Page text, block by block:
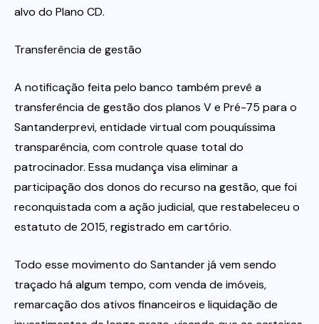
alvo do Plano CD.
Transferência de gestão
A notificação feita pelo banco também prevê a
transferência de gestão dos planos V e Pré-75 para o
Santanderprevi, entidade virtual com pouquíssima
transparência, com controle quase total do
patrocinador. Essa mudança visa eliminar a
participação dos donos do recurso na gestão, que foi
reconquistada com a ação judicial, que restabeleceu o
estatuto de 2015, registrado em cartório.
Todo esse movimento do Santander já vem sendo
traçado há algum tempo, com venda de imóveis,
remarcação dos ativos financeiros e liquidação de